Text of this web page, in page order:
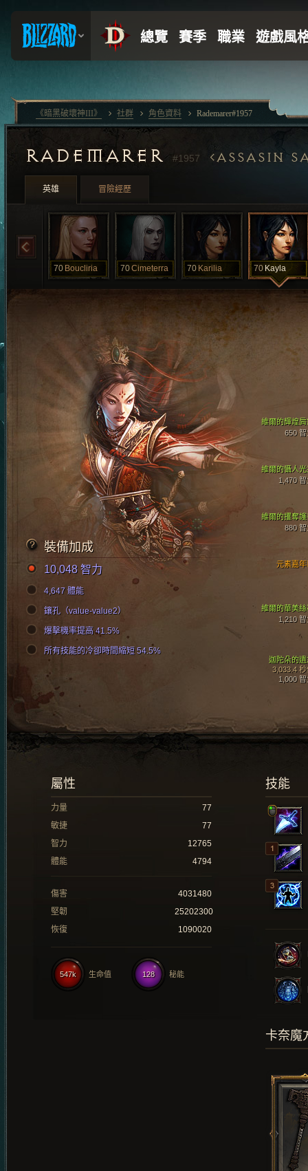
RADEMARER #1957 ASSASIN
英雄 冒險經歷
70 Boucliria 70Cimeterra 70 Karilia 70 Kayla
維爾的懾人光
1,470 智
維爾的攫奪護
880 智
維爾的輝煌肩
650 智
維爾的華美絲
1,210 智
迦陀朵的遺
3,033.4 秒
1,000 智
元素嘉年
裝備加成
10,048 智力
4,647 體能
鑲孔（value-value2）
爆擊機率提高 41.5%
所有技能的冷卻時間縮短 54.5%
技能
屬性
力量
77
敏捷
77
智力
12765
體能
4794
傷害
4031480
堅韌
25202300
恢復
1090020
128 秘能
547k 生命值
卡奈魔
《暗黑破壞神III》 社群 角色資料 Rademarer#1957